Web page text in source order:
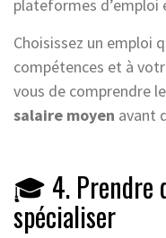
plateformes d’emploi
Choisissez un emploi
compétences et à
vous de comprendre
salaire moyen avant
🎓 4. Prendre
spécialiser